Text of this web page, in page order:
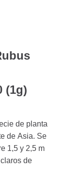
(1g)
de planta
de Asia. Se
1,5 y 2,5 m
de